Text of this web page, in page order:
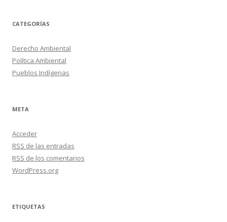
CATEGORÍAS
Derecho Ambiental
Política Ambiental
Pueblos Indígenas
META
Acceder
RSS de las entradas
RSS de los comentarios
WordPress.org
ETIQUETAS